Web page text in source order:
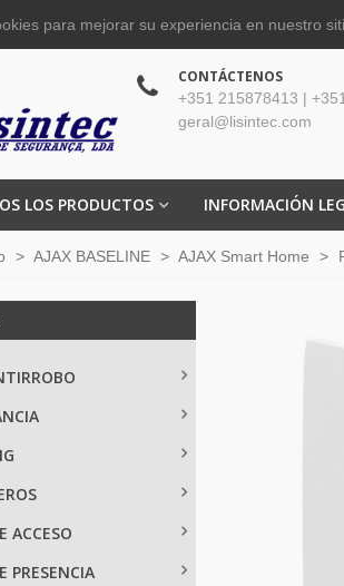
CONTÁCTENOS
+351 215878413 |
geral@lisintec.com
LOS PRODUCTOS INFORMACIÓN
> AJAX BASELINE > AJAX Smart Home >
ACCESO
PRESENCIA
para mejorar su experiencia en nuestro